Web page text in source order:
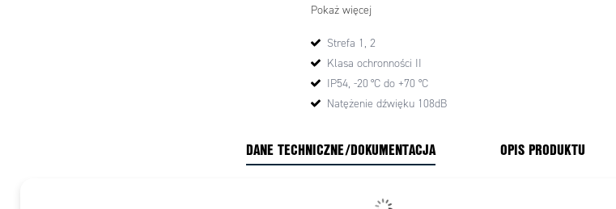
Materiał,
kolor
Poliwęglan, czarna RAL 9005
Zakres
-20 ºC do +70 ºC
Stopień
IP54
24 V DC, 115V AC, 230 V AC (Inne napięcia na
Pokaż więcej
Strefa 1, 2
Klasa ochronności II
IP54, -20 °C do +70 °C
Natężenie dźwięku 108dB
DANE TECHNICZNE/DOKUMENTACJA OPIS PRODUKTU